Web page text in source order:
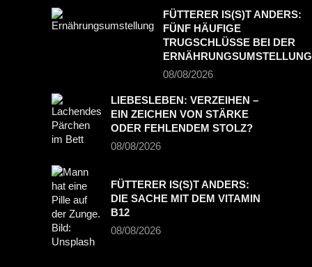
FÜTTERER IS(S)T ANDERS:
FÜNF HÄUFIGE
TRUGSCHLÜSSE BEI DER
ERNÄHRUNGSUMSTELLUNG
08/08/2026
LIEBESLEBEN: VERZEIHEN –
EIN ZEICHEN VON STÄRKE
ODER FEHLENDEM STOLZ?
08/08/2026
FÜTTERER IS(S)T ANDERS:
DIE SACHE MIT DEM VITAMIN
B12
08/08/2026